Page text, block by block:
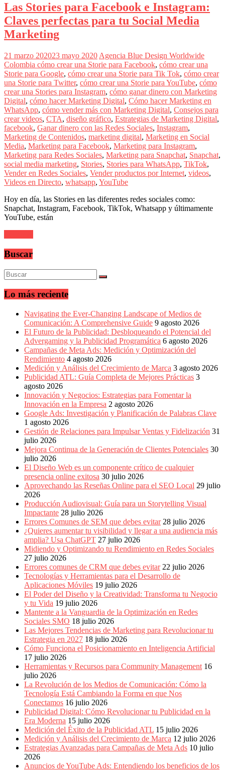
Mercadeo
y
Medios
de
la
Agencia
Blue
Design
Colombia
y
sus
filiales
en
América
Latina
|
Una
mirada
estratégica
y
versátil
del
Marketing
en
LATAM
|
Bitácora
social
de
Mercadeo
Interactivo,
Publicidad,
Campañas
Publicitarias,
Agencias,
Empresas,
Negocios,
Tendencias,
Trendings,
Dinero,
Economía,
Diseño
Móviles,
Estrategias
Digitales,
Estrategias
Publicitarias,
Alianzas,
Clientes,
Innovación,
Tecnología,
Noticias,
Artículos,
Gente,
Contenidos
Calidad,
Eventos
Marketing,
Mercadotecnia,
Eventos
Publicitarios,
Colecciónes,
Marcas,
Insigns,
Radio,
Creatividad,
SEM,
Press,
RRPP,
Comerciales,
Periodismo,
Revistas,
Magazines
BTL,
Las Stories para Facebook e Instagram:
Claves perfectas para tu Social Media
Marketing
21 marzo 202023 mayo 2020 Agencia Blue Design Worldwide
Colombia cómo crear una Storie para Facebook, cómo crear una
Storie para Google, cómo crear una Storie para Tik Tok, cómo crear
una Storie para Twitter, cómo crear una Storie para YouTube, cómo
crear una Stories para Instagram, cómo ganar dinero con Marketing
Digital, cómo hacer Marketing Digital, Cómo hacer Marketing en
WhatsApp, cómo vender más con Marketing Digital, Consejos para
crear videos, CTA, diseño gráfico, Estrategias de Marketing Digital,
facebook, Ganar dinero con las Redes Sociales, Instagram,
Marketing de Contenidos, marketing digital, Marketing en Social
Media, Marketing para Facebook, Marketing para Instagram,
Marketing para Redes Sociales, Marketing para Snapchat, Snapchat,
social media marketing, Stories, Stories para WhatsApp, TikTok,
Vender en Redes Sociales, Vender productos por Internet, videos,
Videos en Directo, whatsapp, YouTube
Hoy en día, las Stories en las diferentes redes sociales como:
Snapchat, Instagram, Facebook, TikTok, Whatsapp y últimamente
YouTube, están
Buscar
Lo más reciente
Navigating the Ever-Changing Landscape of Medios de
Comunicación: A Comprehensive Guide 9 agosto 2026
El Futuro de la Publicidad: Desbloqueando el Potencial del
Advergaming y la Publicidad Programática 6 agosto 2026
Campañas de Meta Ads: Medición y Optimización del
Rendimiento 4 agosto 2026
Medición y Análisis del Crecimiento de Marca 3 agosto 2026
Publicidad ATL: Guía Completa de Mejores Prácticas 3
agosto 2026
Innovación y Negocios: Estrategias para Fomentar la
Innovación en la Empresa 2 agosto 2026
Google Ads: Investigación y Planificación de Palabras Clave
1 agosto 2026
Gestión de Relaciones para Impulsar Ventas y Fidelización 31
julio 2026
Mejora Continua de la Generación de Clientes Potenciales 30
julio 2026
El Diseño Web es un componente crítico de cualquier
presencia online exitosa 30 julio 2026
Aprovechando las Reseñas Online para el SEO Local 29 julio
2026
Producción Audiovisual: Guía para un Storytelling Visual
Impactante 28 julio 2026
Errores Comunes de SEM que debes evitar 28 julio 2026
¿Quieres aumentar tu visibilidad y llegar a una audiencia más
amplia? Usa ChatGPT 27 julio 2026
Midiendo y Optimizando tu Rendimiento en Redes Sociales
27 julio 2026
Errores comunes de CRM que debes evitar 22 julio 2026
Tecnologías y Herramientas para el Desarrollo de
Aplicaciones Móviles 19 julio 2026
El Poder del Diseño y la Creatividad: Transforma tu Negocio
y tu Vida 19 julio 2026
Mantente a la Vanguardia de la Optimización en Redes
Sociales SMO 18 julio 2026
Las Mejores Tendencias de Marketing para Revolucionar tu
Estrategia en 2027 18 julio 2026
Cómo Funciona el Posicionamiento en Inteligencia Artificial
17 julio 2026
Herramientas y Recursos para Community Management 16
julio 2026
La Revolución de los Medios de Comunicación: Cómo la
Tecnología Está Cambiando la Forma en que Nos
Conectamos 16 julio 2026
Publicidad Digital: Cómo Revolucionar tu Publicidad en la
Era Moderna 15 julio 2026
Medición del Éxito de la Publicidad ATL 15 julio 2026
Medición y Análisis del Crecimiento de Marca 12 julio 2026
Estrategias Avanzadas para Campañas de Meta Ads 10 julio
2026
Anuncios de YouTube Ads: Entendiendo los beneficios de los